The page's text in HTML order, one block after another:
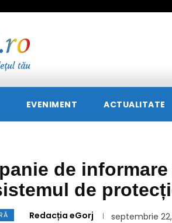
EVENIMENT ACTUALITATE
de
de
Redacția eGorj septembrie